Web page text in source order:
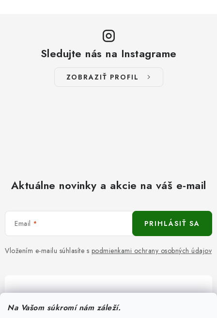
Na Vašom súkromí nám záleží.
Sledujte nás na Instagrame
ZOBRAZIŤ PROFIL
Aktuálne novinky a akcie na váš e-mail
Email
Vložením e-mailu súhlasíte s podmienkami ochrany osobných údajov
PRIHLÁSIŤ SA
Pomôžeme vám s výberom
Potrebujete s niečím poradiť? Sme tu pre vás!